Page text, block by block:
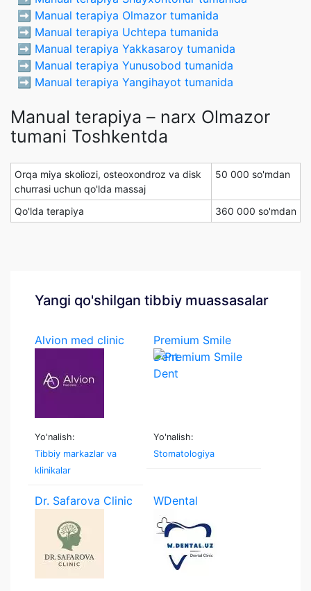
➡️ Manual terapiya Olmazor tumanida
➡️ Manual terapiya Uchtepa tumanida
➡️ Manual terapiya Yakkasaroy tumanida
➡️ Manual terapiya Yunusobod tumanida
➡️ Manual terapiya Yangihayot tumanida
Manual terapiya – narx Olmazor
tumani Toshkentda
Orqa miya skoliozi, osteoxondroz va disk
churrasi uchun qo'lda massaj
50 000 so'mdan
Qo'lda terapiya 360 000 so'mdan
Yangi qo'shilgan tibbiy muassasalar
Alvion med clinic
Yo'nalish:
Tibbiy markazlar va
klinikalar
Premium Smile
Dent
Yo'nalish:
Stomatologiya
Dr. Safarova Clinic WDental